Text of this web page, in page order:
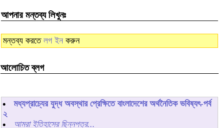
আপনার মন্তব্য লিখুনঃ
মন্তব্য করতে লগ ইন করুন
আলোচিত ব্লগ
মধ্যপ্রাচ্যের যুদ্ধ অবস্থার প্রেক্ষিতে বাংলাদেশের অর্থনৈতিক ভবিষ্যৎ-পর্ব
২
আমরা ইতিহাসের ছিন্নপত্র...